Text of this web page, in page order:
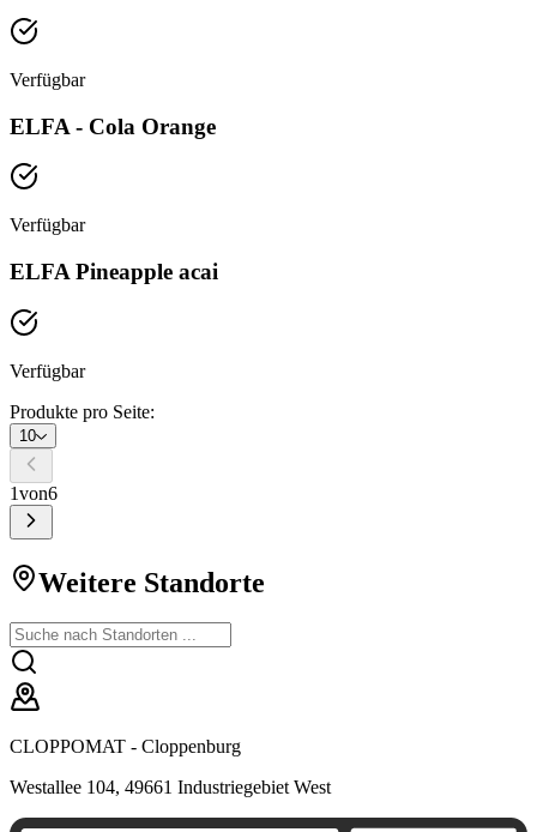
Verfügbar
ELFA - Cola Orange
Verfügbar
ELFA Pineapple acai
Verfügbar
Produkte pro Seite:
10
1von6
Weitere Standorte
CLOPPOMAT - Cloppenburg
Westallee 104, 49661 Industriegebiet West